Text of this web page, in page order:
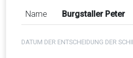
Name Burgstaller Peter
DATUM DER ENTSCHEIDUNG DER